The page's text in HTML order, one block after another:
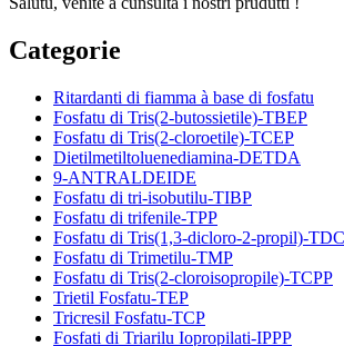
Categorie
Ritardanti di fiamma à base di fosfatu
Fosfatu di Tris(2-butossietile)-TBEP
Fosfatu di Tris(2-cloroetile)-TCEP
Dietilmetiltoluenediamina-DETDA
9-ANTRALDEIDE
Fosfatu di tri-isobutilu-TIBP
Fosfatu di trifenile-TPP
Fosfatu di Tris(1,3-dicloro-2-propil)-
Fosfatu di Trimetilu-TMP
Fosfatu di Tris(2-cloroisopropile)-TCPP
Trietil Fosfatu-TEP
Tricresil Fosfatu-TCP
Fosfati di Triarilu Iopropilati-IPPP